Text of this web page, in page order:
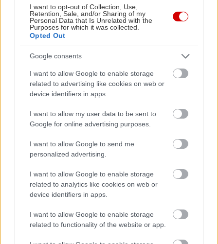
I want to opt-out of Collection, Use,
Retention, Sale, and/or Sharing of my
Personal Data that Is Unrelated with the
Purposes for which it was collected.
Opted Out
Google consents
I want to allow Google to enable storage
related to advertising like cookies on web or
device identifiers in apps.
I want to allow my user data to be sent to
Google for online advertising purposes.
I want to allow Google to send me
personalized advertising.
I want to allow Google to enable storage
related to analytics like cookies on web or
device identifiers in apps.
I want to allow Google to enable storage
related to functionality of the website or app.
του δημιουργού του Αγάλματος της Ελευθερίας
αυτοπροσώπως– για το ποιο θα τραβήξει τα
περισσότερα βλέμματα.
Στην καλλιτεχνική γειτονιά του Croix Rousse
Ο έτερος λόφος της πόλης υπήρξε συνοικία των
Canuts, των τεχνιτών του μεταξιού, το εμπόριο
του οποίου άνθιζε και στήριζε μεγάλο μέρος της
οικονομίας της Λυών το 19ο αιώνα. Στενά
δρομάκια ανηφορίζουν τον λόφο, πλαισιωμένα
παράθυρα, απαραίτητα για να επιτρέπουν σε όσο
το δυνατόν περισσότερο φως να περνά, καθότι
εργαστήρια των τεχνιτών.